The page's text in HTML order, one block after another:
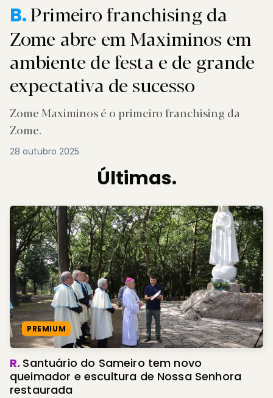
B.Primeiro franchising da
Zome abre em Maximinos em
ambiente de festa e de grande
expectativa de sucesso
Zome Maximinos é o primeiro franchising da
Zome.
28 outubro 2025
Últimas.
PREMIUM
R. Santuário do Sameiro tem novo
queimador e escultura de Nossa Senhora
restaurada